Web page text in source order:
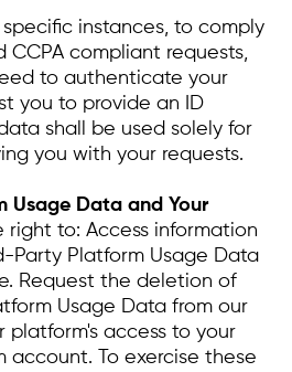
specific instances, to comply
CCPA compliant requests,
to authenticate your
you to provide an ID
shall be used solely for
you with your requests.
Usage Data and Your
right to: Access information
Party Platform Usage Data
Request the deletion of
Usage Data from our
platform's access to your
account. To exercise these